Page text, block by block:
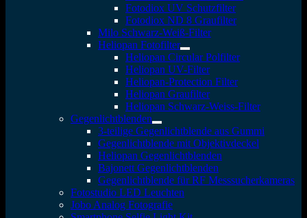
Fotodiox UV Schutzfilter
Fotodiox ND 8 Graufilter
Milo Schwarz-Weiß-Filter
Heliopan Fotofilter
Heliopan Circular Polfilter
Heliopan UV-Filter
Heliopan-Protection Filter
Heliopan Graufilter
Heliopan Schwarz-Weiss-Filter
Gegenlichtblenden
3-teilige Gegenlichtblende aus Gummi
Gegenlichtblende mit Objektivdeckel
Heliopan Gegenlichtblenden
Bajonett Gegenlichtblenden
Gegenlichtblende für RF Messsucherkameras
Fotostudio LED Leuchten
Jobo Analog Fotografie